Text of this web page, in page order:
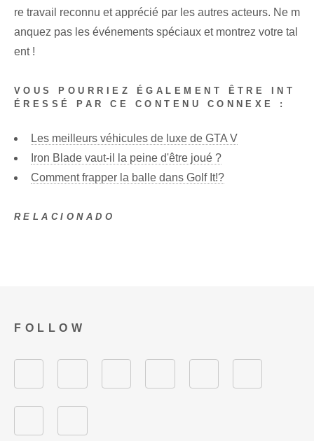
re travail reconnu et apprécié par les autres acteurs. Ne m
anquez pas les événements spéciaux et montrez votre tal
ent !
VOUS POURRIEZ ÉGALEMENT ÊTRE INT
ÉRESSÉ PAR CE CONTENU CONNEXE :
Les meilleurs véhicules de luxe de GTA V
Iron Blade vaut-il la peine d'être joué ?
Comment frapper la balle dans Golf It!?
RELACIONADO
FOLLOW